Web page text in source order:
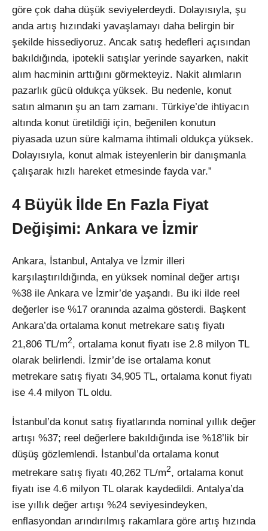
göre çok daha düşük seviyelerdeydi. Dolayısıyla, şu
anda artış hızındaki yavaşlamayı daha belirgin bir
şekilde hissediyoruz. Ancak satış hedefleri açısından
bakıldığında, ipotekli satışlar yerinde sayarken, nakit
alım hacminin arttığını görmekteyiz. Nakit alımların
pazarlık gücü oldukça yüksek. Bu nedenle, konut
satın almanın şu an tam zamanı. Türkiye’de ihtiyacın
altında konut üretildiği için, beğenilen konutun
piyasada uzun süre kalmama ihtimali oldukça yüksek.
Dolayısıyla, konut almak isteyenlerin bir danışmanla
çalışarak hızlı hareket etmesinde fayda var.”
4 Büyük İlde En Fazla Fiyat
Değişimi: Ankara ve İzmir
Ankara, İstanbul, Antalya ve İzmir illeri
karşılaştırıldığında, en yüksek nominal değer artışı
%38 ile Ankara ve İzmir’de yaşandı. Bu iki ilde reel
değerler ise %17 oranında azalma gösterdi. Başkent
Ankara’da ortalama konut metrekare satış fiyatı
21,806 TL/m2, ortalama konut fiyatı ise 2.8 milyon TL
olarak belirlendi. İzmir’de ise ortalama konut
metrekare satış fiyatı 34,905 TL, ortalama konut fiyatı
ise 4.4 milyon TL oldu.
İstanbul’da konut satış fiyatlarında nominal yıllık değer
artışı %37; reel değerlere bakıldığında ise %18’lik bir
düşüş gözlemlendi. İstanbul’da ortalama konut
metrekare satış fiyatı 40,262 TL/m2, ortalama konut
fiyatı ise 4.6 milyon TL olarak kaydedildi. Antalya’da
ise yıllık değer artışı %24 seviyesindeyken,
enflasyondan arındırılmış rakamlara göre artış hızında